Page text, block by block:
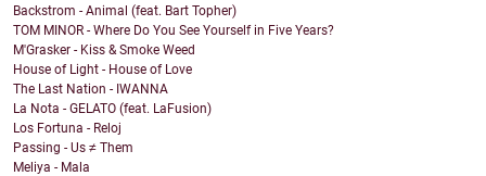
Backstrom - Animal (feat. Bart Topher)
TOM MINOR - Where Do You See Yourself in Five Years?
M'Grasker - Kiss & Smoke Weed
House of Light - House of Love
The Last Nation - IWANNA
La Nota - GELATO (feat. LaFusion)
Los Fortuna - Reloj
Passing - Us ≠ Them
Meliya - Mala